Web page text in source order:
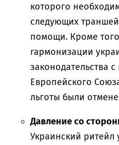
которого
следующих
помощи. Кроме
гармонизации
законодательства
Европейского
льготы были
Давление со
Украинский ритейл